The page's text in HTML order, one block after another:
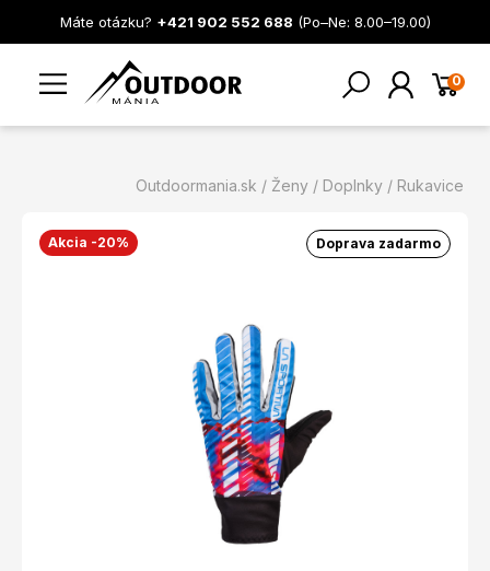
Máte otázku? +421 902 552 688 (Po–Ne: 8.00–19.00)
0
Outdoormania.sk Ženy Doplnky Rukavice
Doprava zadarmo
Akcia -20%